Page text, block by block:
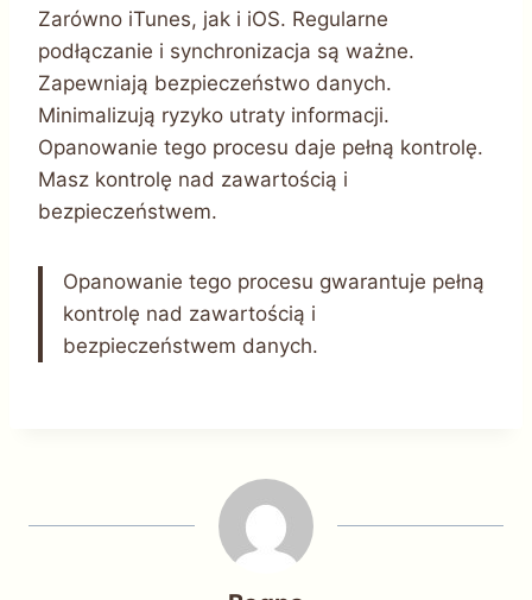
Zarówno iTunes, jak i iOS. Regularne
podłączanie i synchronizacja są ważne.
Zapewniają bezpieczeństwo danych.
Minimalizują ryzyko utraty informacji.
Opanowanie tego procesu daje pełną kontrolę.
Masz kontrolę nad zawartością i
bezpieczeństwem.
Opanowanie tego procesu gwarantuje pełną
kontrolę nad zawartością i
bezpieczeństwem danych.